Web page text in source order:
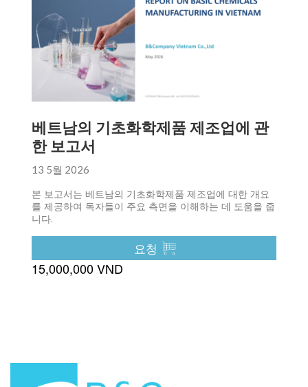
베트남의 기초화학제품 제조업에 관
한 보고서
13 5월 2026
본 보고서는 베트남의 기초화학제품 제조업에 대한 개요
를 제공하여 독자들이 주요 측면을 이해하는 데 도움을 줍
니다.
요청
15,000,000 VND